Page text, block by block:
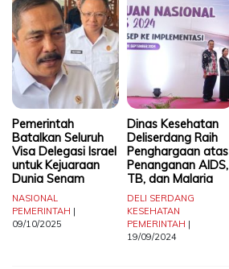
TERKONEKSI
BERSAMA
KAMI
Pemerintah
Batalkan Seluruh
Visa Delegasi Israel
untuk Kejuaraan
Dunia Senam
NASIONAL
PEMERINTAH |
09/10/2025
Dinas Kesehatan
Deliserdang Raih
Penghargaan atas
Penanganan AIDS,
TB, dan Malaria
DELI SERDANG
KESEHATAN
PEMERINTAH |
19/09/2024